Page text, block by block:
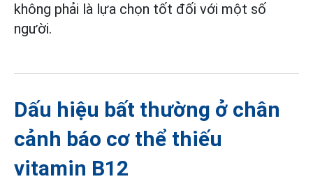
không phải là lựa chọn tốt đối với một số
người.
Dấu hiệu bất thường ở chân
cảnh báo cơ thể thiếu
vitamin B12